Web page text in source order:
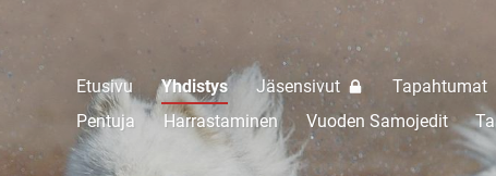
Etusivu Yhdistys Jäsensivut Tapahtumat
Pentuja
Harrastaminen Vuoden Samojedit